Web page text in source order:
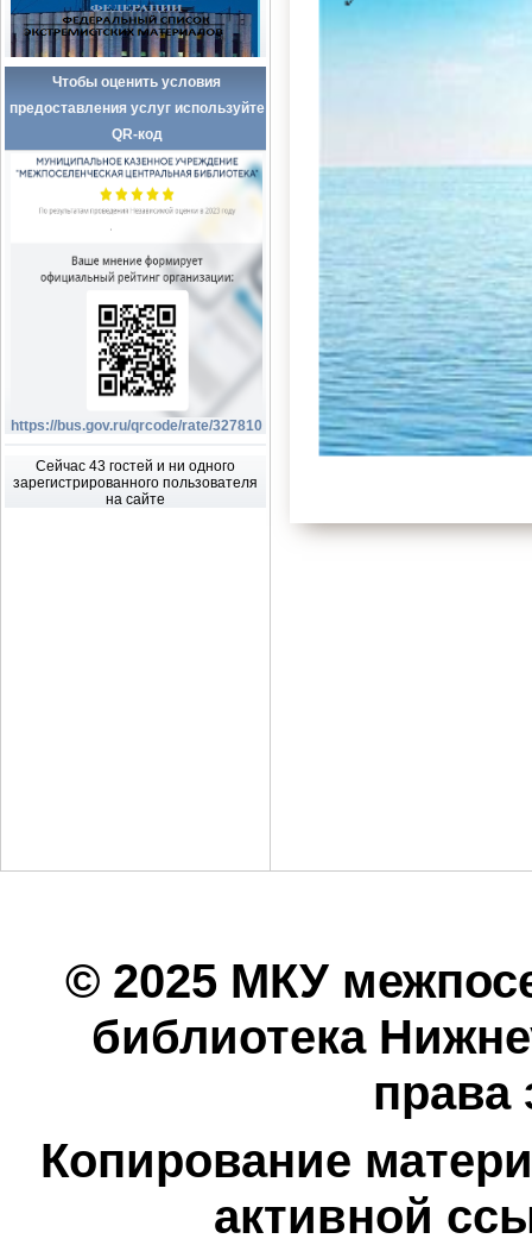
Чтобы оценить условия
предоставления услуг используйте
QR-код
https://bus.gov.ru/qrcode/rate/327810
Сейчас 43 гостей и ни одного
зарегистрированного пользователя
на сайте
© 2025 МКУ
библиотека
Копирование
активной